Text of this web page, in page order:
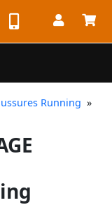
Running »